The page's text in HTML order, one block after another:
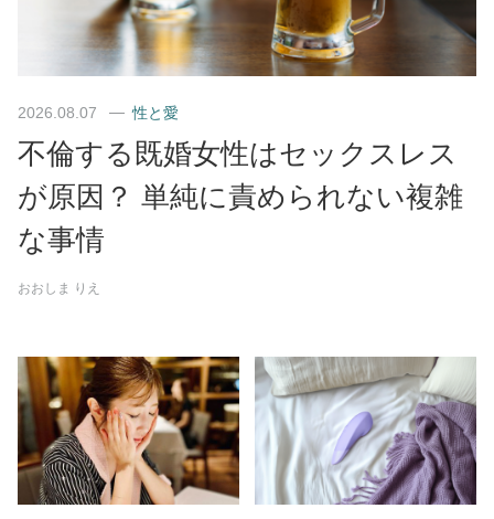
2026.08.07 性と愛
不倫する既婚女性はセックスレス
が原因？ 単純に責められない複雑
な事情
おおしま りえ